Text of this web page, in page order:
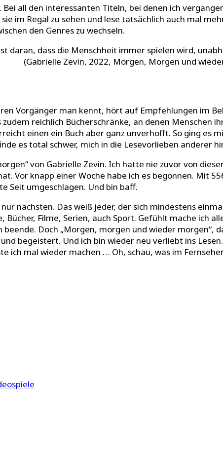
Bei all den interessanten Titeln, bei denen ich
im Regal zu sehen und lese tatsächlich auch mal
den Genres zu wechseln.
daran, dass die Menschheit immer spielen wird,
(Gabrielle Zevin, 2022, Morgen, Morgen und
Vorgänger man kennt, hört auf Empfehlungen im
reichlich Bücherschränke, an denen Menschen
einen ein Buch aber ganz unverhofft. So ging es
es total schwer, mich in die Lesevorlieben anderer
von Gabrielle Zevin. Ich hatte nie zuvor von
Vor knapp einer Woche habe ich es begonnen. Mit
Seit umgeschlagen. Und bin baff.
nächsten. Das weiß jeder, der sich mindestens
Filme, Serien, auch Sport. Gefühlt mache ich
Doch „Morgen, morgen und wieder morgen“,
begeistert. Und ich bin wieder neu verliebt ins
ich mal wieder machen … Oh, schau, was im